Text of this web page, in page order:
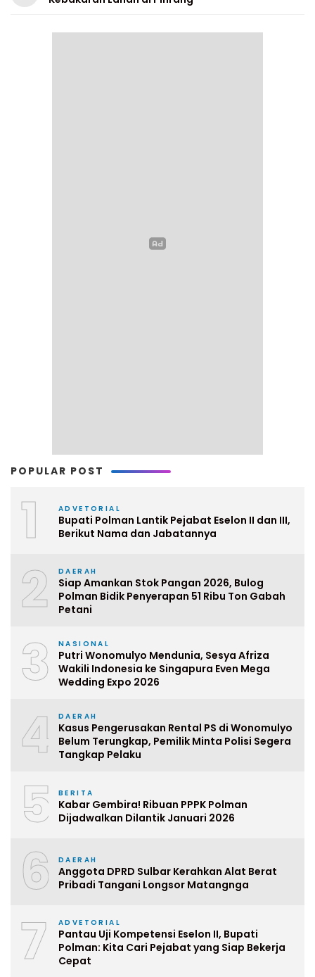
POPULAR POST
1 ADVETORIAL
Bupati Polman Lantik Pejabat Eselon II dan III,
Berikut Nama dan Jabatannya
2 DAERAH
Siap Amankan Stok Pangan 2026, Bulog
Polman Bidik Penyerapan 51 Ribu Ton Gabah
Petani
3 NASIONAL
Putri Wonomulyo Mendunia, Sesya Afriza
Wakili Indonesia ke Singapura Even Mega
Wedding Expo 2026
4 DAERAH
Kasus Pengerusakan Rental PS di Wonomulyo
Belum Terungkap, Pemilik Minta Polisi Segera
Tangkap Pelaku
5 BERITA
Kabar Gembira! Ribuan PPPK Polman
Dijadwalkan Dilantik Januari 2026
6 DAERAH
Anggota DPRD Sulbar Kerahkan Alat Berat
Pribadi Tangani Longsor Matangnga
7 ADVETORIAL
Pantau Uji Kompetensi Eselon II, Bupati
Polman: Kita Cari Pejabat yang Siap Bekerja
Cepat